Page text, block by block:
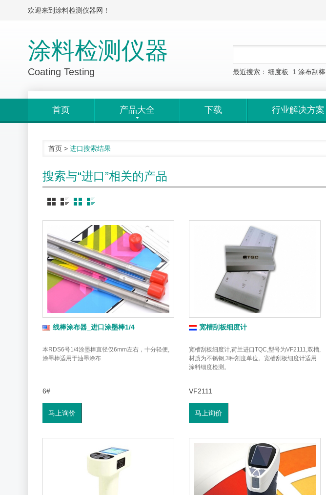
欢迎来到涂料检测仪器网！
涂料检测仪器
Coating Testing 最近搜索： 细度板 1 涂布刮棒..
首页 产品大全 下载 行业解决方案
首页 > 进口搜索结果
搜索与“进口”相关的产品
线棒涂布器_进口涂墨棒1/4
本RDS6号1/4涂墨棒直径仅6mm左右，十分轻便,
涂墨棒适用于油墨涂布.
6#
马上询价
宽槽刮板细度计
宽槽刮板细度计,荷兰进口TQC,型号为VF2111,双槽,
材质为不锈钢,3种刻度单位。宽槽刮板细度计适用
涂料细度检测。
VF2111
马上询价